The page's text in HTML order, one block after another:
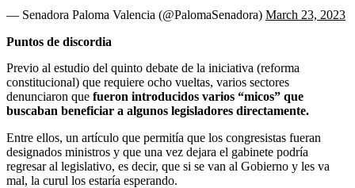
— Senadora Paloma Valencia (@PalomaSenadora) March 23, 2023
Puntos de discordia
Previo al estudio del quinto debate de la iniciativa (reforma
constitucional) que requiere ocho vueltas, varios sectores
denunciaron que fueron introducidos varios “micos” que
buscaban beneficiar a algunos legisladores directamente.
Entre ellos, un artículo que permitía que los congresistas fueran
designados ministros y que una vez dejara el gabinete podría
regresar al legislativo, es decir, que si se van al Gobierno y les va
mal, la curul los estaría esperando.